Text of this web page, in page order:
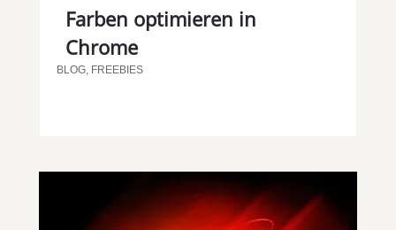
Farben optimieren in
Chrome
BLOG, FREEBIES